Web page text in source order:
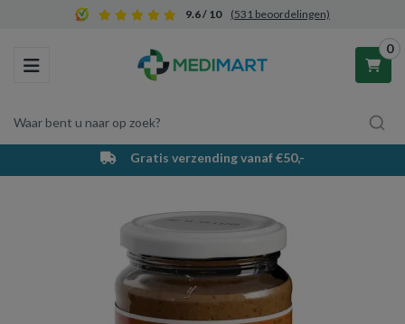
9.6 / 10 (531 beoordelingen)
Toggle navigation
Waar bent u naar op zoek?
0
Winkelwagen
Uw winkelwagen is leeg.
Vul hem met producten.
Gratis verzending vanaf €50,-